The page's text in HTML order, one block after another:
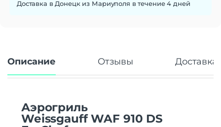
Доставка в Донецк из Мариуполя в течение 4 дней
Описание Отзывы Доставка
Аэрогриль
Weissgauff WAF 910 DS